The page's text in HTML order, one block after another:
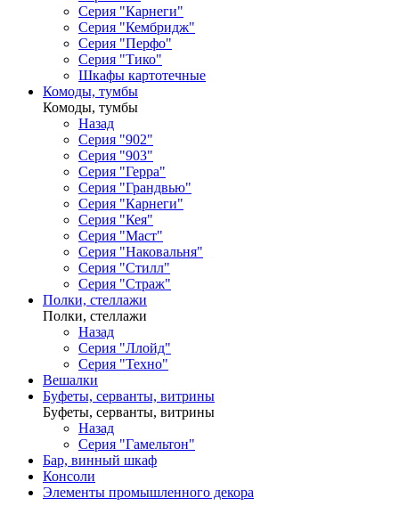
Серия "Карнеги"
Серия "Кембридж"
Серия "Перфо"
Серия "Тико"
Шкафы картотечные
Комоды, тумбы
Комоды, тумбы
Назад
Серия "902"
Серия "903"
Серия "Герра"
Серия "Грандвью"
Серия "Карнеги"
Серия "Кея"
Серия "Маст"
Серия "Наковальня"
Серия "Стилл"
Серия "Страж"
Полки, стеллажи
Полки, стеллажи
Назад
Серия "Ллойд"
Серия "Техно"
Вешалки
Буфеты, серванты, витрины
Буфеты, серванты, витрины
Назад
Серия "Гамельтон"
Бар, винный шкаф
Консоли
Элементы промышленного декора